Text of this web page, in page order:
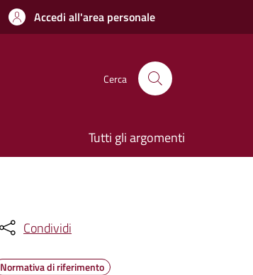
Accedi all'area personale
Cerca
Tutti gli argomenti
Condividi
Normativa di riferimento